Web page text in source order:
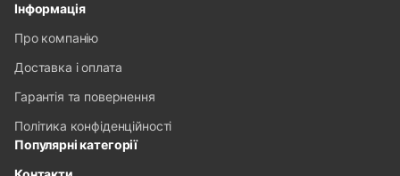
Відгуки
Калькулятори
Обране
Live
Сервіс
Інформація
Про компанію
Доставка і оплата
Гарантія та повернення
Політика конфіденційності
Популярні категорії